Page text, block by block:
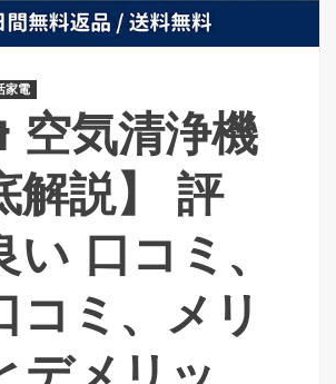
家電
空気清浄機
解説】 評
口コミ、
コミ、メリ